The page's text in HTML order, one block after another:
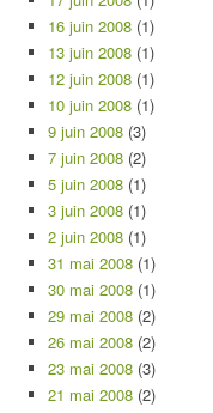
16 juin 2008 (1)
13 juin 2008 (1)
12 juin 2008 (1)
10 juin 2008 (1)
9 juin 2008 (3)
7 juin 2008 (2)
5 juin 2008 (1)
3 juin 2008 (1)
2 juin 2008 (1)
31 mai 2008 (1)
30 mai 2008 (1)
29 mai 2008 (2)
26 mai 2008 (2)
23 mai 2008 (3)
21 mai 2008 (2)